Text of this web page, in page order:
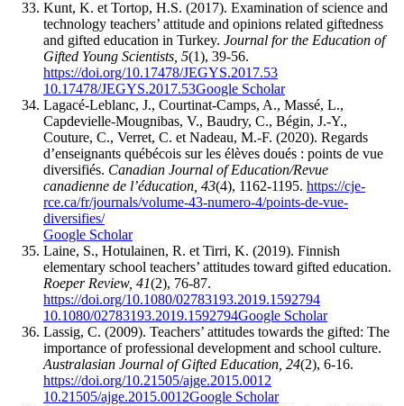
Kunt, K. et Tortop, H.S. (2017). Examination of science and
technology teachers’ attitude and opinions related giftedness
and gifted education in Turkey. Journal for the Education of
Gifted Young Scientists, 5(1), 39-56.
https://doi.org/10.17478/JEGYS.2017.53
10.17478/JEGYS.2017.53Google Scholar
Lagacé-Leblanc, J., Courtinat-Camps, A., Massé, L.,
Capdevielle-Mougnibas, V., Baudry, C., Bégin, J.-Y.,
Couture, C., Verret, C. et Nadeau, M.-F. (2020). Regards
d’enseignants québécois sur les élèves doués : points de vue
diversifiés. Canadian Journal of Education/Revue
canadienne de l’éducation, 43(4), 1162-1195. https://cje-
rce.ca/fr/journals/volume-43-numero-4/points-de-vue-
diversifies/
Google Scholar
Laine, S., Hotulainen, R. et Tirri, K. (2019). Finnish
elementary school teachers’ attitudes toward gifted education.
Roeper Review, 41(2), 76-87.
https://doi.org/10.1080/02783193.2019.1592794
10.1080/02783193.2019.1592794Google Scholar
Lassig, C. (2009). Teachers’ attitudes towards the gifted: The
importance of professional development and school culture.
Australasian Journal of Gifted Education, 24(2), 6-16.
https://doi.org/10.21505/ajge.2015.0012
10.21505/ajge.2015.0012Google Scholar